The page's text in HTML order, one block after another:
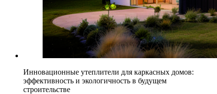
Инновационные утеплители для каркасных домов:
эффективность и экологичность в будущем
строительстве